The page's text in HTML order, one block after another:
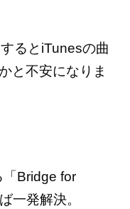
るとiTunesの曲
と不安になりま
Bridge for
一発解決。